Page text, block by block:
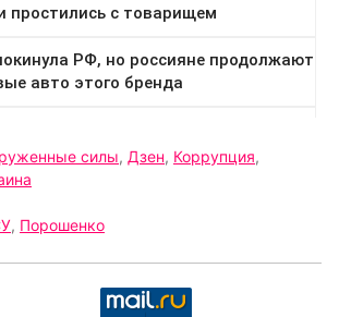
силы, Дзен, Коррупция,
, Порошенко